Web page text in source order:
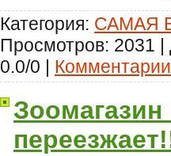
Категория: САМАЯ
Просмотров: 2031
0.0/0 |